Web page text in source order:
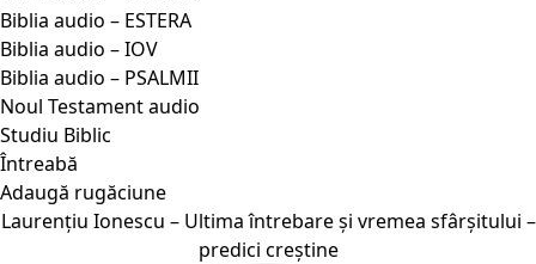
Biblia audio – ESTERA
Biblia audio – IOV
Biblia audio – PSALMII
Noul Testament audio
Studiu Biblic
Întreabă
Adaugă rugăciune
Laurențiu Ionescu – Ultima întrebare și vremea sfârșitului –
predici creștine